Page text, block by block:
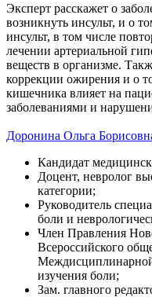
Эксперт расскажет о
возникнуть инсульт, и о
инсульт, в том числе
лечении артериальной
веществ в организме.
коррекции ожирения и о
кишечника влияет на
заболеваниями и
Доронина Ольга
Кандидат
Доцент, невролог
категории;
Руководитель
боли и
Член Правления
Всероссийского
изучения боли;
Зам. главного